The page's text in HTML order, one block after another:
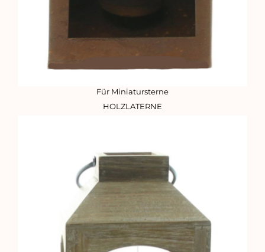
Für Miniatursterne
HOLZLATERNE